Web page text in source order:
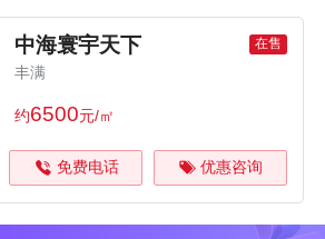
中海寰宇天下 在售
丰满
约6500元/㎡
免费电话 优惠咨询